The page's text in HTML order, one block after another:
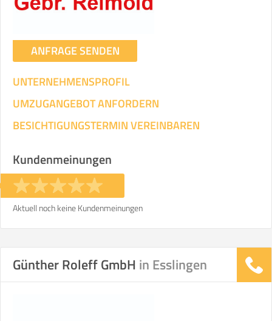
ANFRAGE SENDEN
UNTERNEHMENSPROFIL
UMZUGANGEBOT ANFORDERN
BESICHTIGUNGSTERMIN VEREINBAREN
Kundenmeinungen
Aktuell noch keine Kundenmeinungen
Günther Roleff GmbH in Esslingen